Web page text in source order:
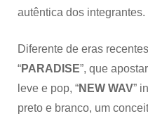
autêntica dos integrantes.
Diferente de eras
“PARADISE”, que
leve e pop, “NEW WAV”
preto e branco, um